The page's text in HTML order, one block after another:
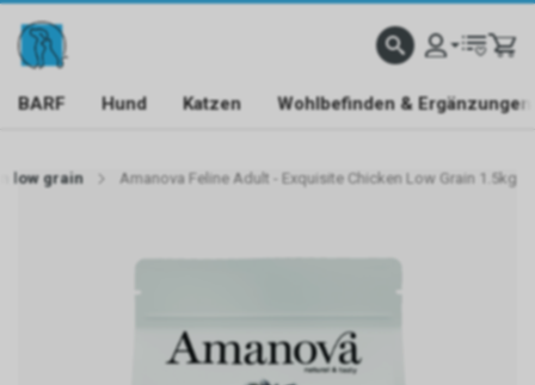
BARF Hund Katzen Wohlbefinden & Ergänzungen
low grain Amanova Feline Adult - Exquisite Chicken Low Grain 1.5kg